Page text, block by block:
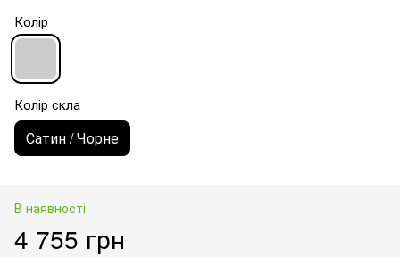
Колір
Колір скла
Сатин / Чорне
В наявності
4 755 грн